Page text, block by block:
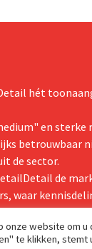
hét
en
betrouwbaar
de sector.
de
waar
onze website om
te klikken, stemt